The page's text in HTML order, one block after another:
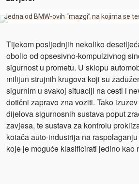
Jedna od BMW-ovih “mazgi” na kojima se
Tijekom posljednjih nekoliko
obolio od opsesivno-kompulzivnog
sigurnost u prometu. U sklopu
milijun strujnih krugova koji su
sigurnim u svakoj situaciji na cesti i
dotični zapravo zna voziti. Tako
dijelova sigurnosnih sustava poput
zavjesa, te sustava za kontrolu
kotača auto-industrija na
koje je moguće klasificirati jedino kao